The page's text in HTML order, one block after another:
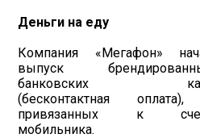
Деньги на еду
Компания «Мегафон»
выпуск
банковских
(бесконтактная
привязанных к
мобильника.